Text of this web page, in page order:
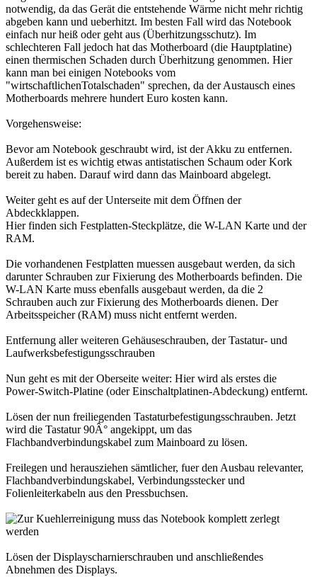
notwendig, da das Gerät die entstehende Wärme nicht mehr richtig
abgeben kann und ueberhitzt. Im besten Fall wird das Notebook
einfach nur heiß oder geht aus (Überhitzungsschutz). Im
schlechteren Fall jedoch hat das Motherboard (die Hauptplatine)
einen thermischen Schaden durch Überhitzung genommen. Hier
kann man bei einigen Notebooks vom
"wirtschaftlichenTotalschaden" sprechen, da der Austausch eines
Motherboards mehrere hundert Euro kosten kann.
Vorgehensweise:
Bevor am Notebook geschraubt wird, ist der Akku zu entfernen.
Außerdem ist es wichtig etwas antistatischen Schaum oder Kork
bereit zu haben. Darauf wird dann das Mainboard abgelegt.
Weiter geht es auf der Unterseite mit dem Öffnen der
Abdeckklappen.
Hier finden sich Festplatten-Steckplätze, die W-LAN Karte und der
RAM.
Die vorhandenen Festplatten muessen ausgebaut werden, da sich
darunter Schrauben zur Fixierung des Motherboards befinden. Die
W-LAN Karte muss ebenfalls ausgebaut werden, da die 2
Schrauben auch zur Fixierung des Motherboards dienen. Der
Arbeitsspeicher (RAM) muss nicht entfernt werden.
Entfernung aller weiteren Gehäuseschrauben, der Tastatur- und
Laufwerksbefestigungsschrauben
Nun geht es mit der Oberseite weiter: Hier wird als erstes die
Power-Switch-Platine (oder Einschaltplatinen-Abdeckung) entfernt.
Lösen der nun freiliegenden Tastaturbefestigungsschrauben. Jetzt
wird die Tastatur 90Â° angekippt, um das
Flachbandverbindungskabel zum Mainboard zu lösen.
Freilegen und herausziehen sämtlicher, fuer den Ausbau relevanter,
Flachbandverbindungskabel, Verbindungsstecker und
Folienleiterkabeln aus den Pressbuchsen.
Lösen der Displayscharnierschrauben und anschließendes
Abnehmen des Displays.